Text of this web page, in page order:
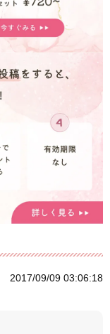
2017/09/09 03:06:18